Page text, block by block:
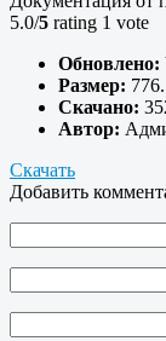
5.0/5 rating 1 vote
Обновлено:
Размер:
Скачано:
Автор:
Скачать
Добавить